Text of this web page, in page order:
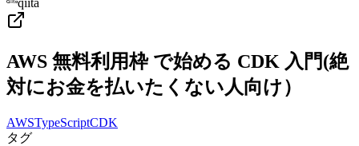
qiita
AWS 無料利用枠 で始める CDK 入門(絶
対にお金を払いたくない人向け）
AWSTypeScriptCDK
タグ